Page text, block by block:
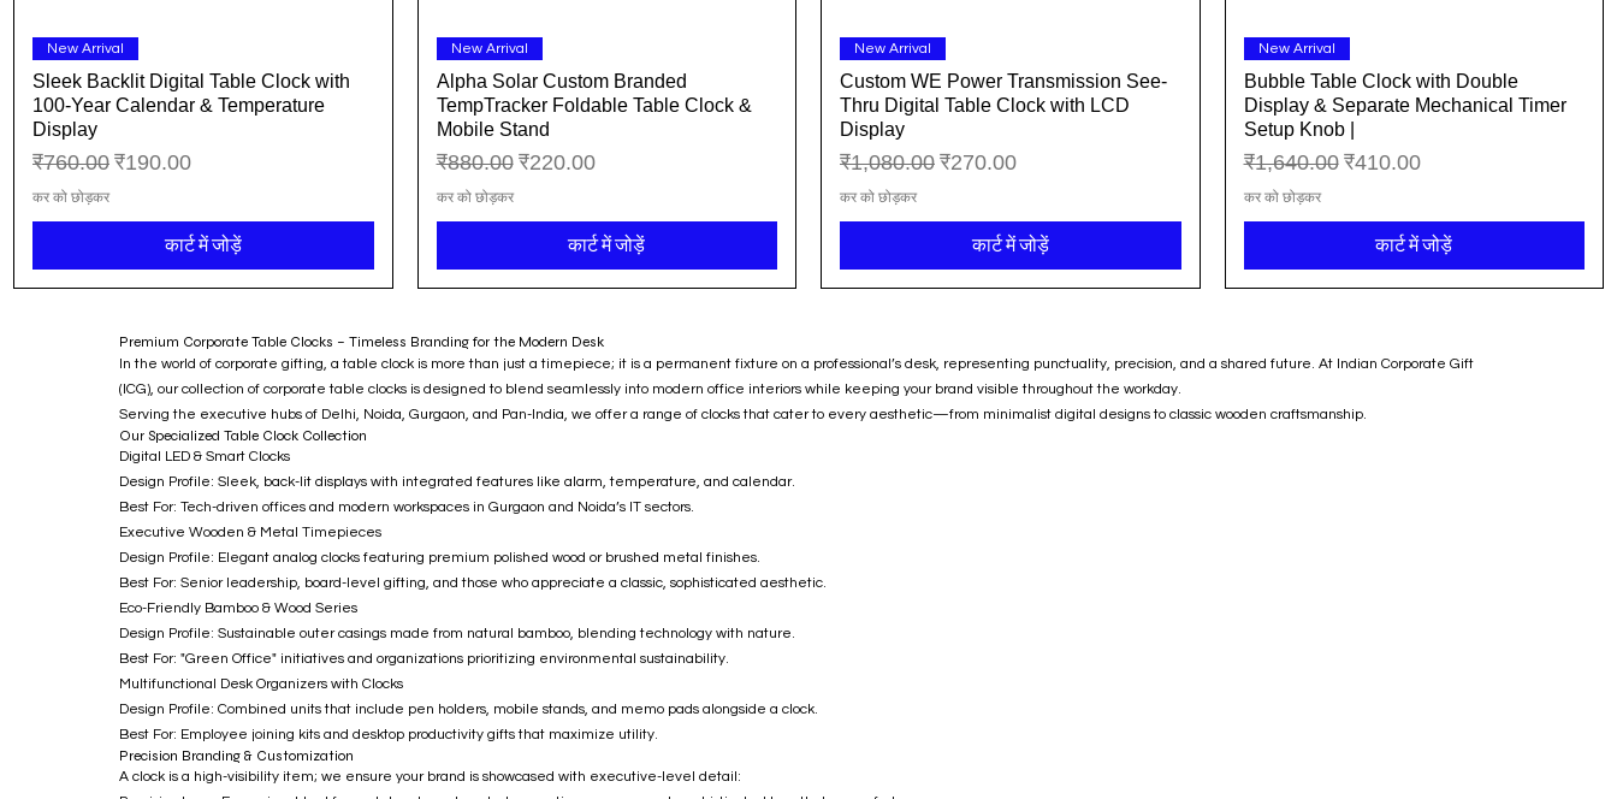
New Arrival
Sleek Backlit Digital Table Clock with
100-Year Calendar & Temperature
Display
नियमित मूल्य
₹760.00 बिक्री मूल्य
₹190.00
कर को छोड़कर
कार्ट में जोड़ें
New Arrival
Alpha Solar Custom Branded
TempTracker Foldable Table Clock &
Mobile Stand
नियमित मूल्य
₹880.00 बिक्री मूल्य
₹220.00
कर को छोड़कर
कार्ट में जोड़ें
New Arrival
Custom WE Power Transmission See-
Thru Digital Table Clock with LCD
Display
नियमित मूल्य
₹1,080.00 बिक्री मूल्य
₹270.00
कर को छोड़कर
कार्ट में जोड़ें
New Arrival
Bubble Table Clock with Double
Display & Separate Mechanical Timer
Setup Knob |
नियमित मूल्य
₹1,640.00 बिक्री मूल्य
₹410.00
कर को छोड़कर
कार्ट में जोड़ें
Premium Corporate Table Clocks – Timeless Branding for the Modern Desk
In the world of corporate gifting, a table clock is more than just a timepiece; it is a permanent fixture on a professional’s desk, representing punctuality, precision, and a shared future. At Indian Corporate Gift
(ICG), our collection of corporate table clocks is designed to blend seamlessly into modern office interiors while keeping your brand visible throughout the workday.
Serving the executive hubs of Delhi, Noida, Gurgaon, and Pan-India, we offer a range of clocks that cater to every aesthetic—from minimalist digital designs to classic wooden craftsmanship.
Our Specialized Table Clock Collection
Digital LED & Smart Clocks
Design Profile: Sleek, back-lit displays with integrated features like alarm, temperature, and calendar.
Best For: Tech-driven offices and modern workspaces in Gurgaon and Noida’s IT sectors.
Executive Wooden & Metal Timepieces
Design Profile: Elegant analog clocks featuring premium polished wood or brushed metal finishes.
Best For: Senior leadership, board-level gifting, and those who appreciate a classic, sophisticated aesthetic.
Eco-Friendly Bamboo & Wood Series
Design Profile: Sustainable outer casings made from natural bamboo, blending technology with nature.
Best For: "Green Office" initiatives and organizations prioritizing environmental sustainability.
Multifunctional Desk Organizers with Clocks
Design Profile: Combined units that include pen holders, mobile stands, and memo pads alongside a clock.
Best For: Employee joining kits and desktop productivity gifts that maximize utility.
Precision Branding & Customization
A clock is a high-visibility item; we ensure your brand is showcased with executive-level detail: